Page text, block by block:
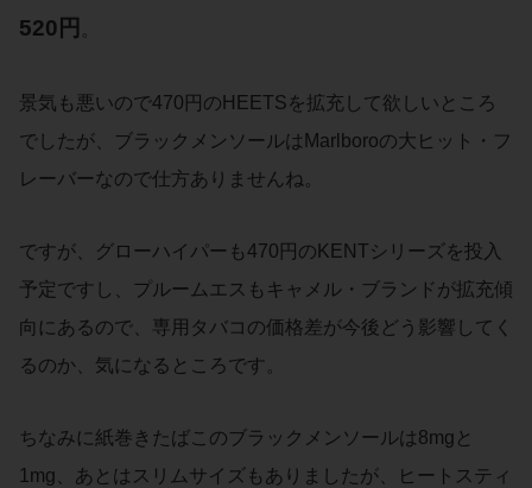
520円
景気も悪いので470円のHEETSを拡充して欲しいところ
でしたが、ブラックメンソールはMarlboroの大ヒット・フ
レーバーなので仕方ありませんね。
ですが、グローハイパーも470円のKENTシリーズを投入
予定ですし、プルームエスもキャメル・ブランドが拡充傾
向にあるので、専用タバコの価格差が今後どう影響してく
るのか、気になるところです。
ちなみに紙巻きたばこのブラックメンソールは8mgと
1mg、あとはスリムサイズもありましたが、ヒートスティ